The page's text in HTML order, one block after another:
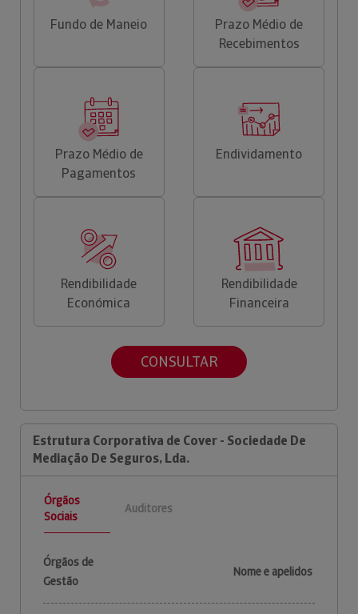
Fundo de Maneio
Prazo Médio de
Recebimentos
Prazo Médio de
Pagamentos
Endividamento
Rendibilidade
Económica
Rendibilidade
Financeira
CONSULTAR
Estrutura Corporativa de Cover - Sociedade De
Mediação De Seguros, Lda.
Órgãos
Sociais
Auditores
Órgãos de
Gestão
Nome e apelidos